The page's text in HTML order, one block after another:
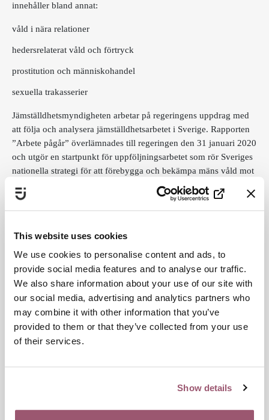
This website uses cookies
We use cookies to personalise content and ads, to
provide social media features and to analyse our traffic.
We also share information about your use of our site with
our social media, advertising and analytics partners who
may combine it with other information that you’ve
provided to them or that they’ve collected from your use
of their services.
Show details
innehåller bland annat:
våld i nära relationer
hedersrelaterat våld och förtryck
prostitution och människohandel
sexuella trakasserier
Jämställdhetsmyndigheten arbetar på regeringens uppdrag med
att följa och analysera jämställdhetsarbetet i Sverige. Rapporten
”Arbete pågår” överlämnades till regeringen den 31 januari 2020
och utgör en startpunkt för uppföljningsarbetet som rör Sveriges
nationella strategi för att förebygga och bekämpa mäns våld mot
Ladda ner sammanfattning av Jämställdhetsmyndighetens
Ladda ner hela Jämställdhetsmyndighetens uppföljning.
Kontakt